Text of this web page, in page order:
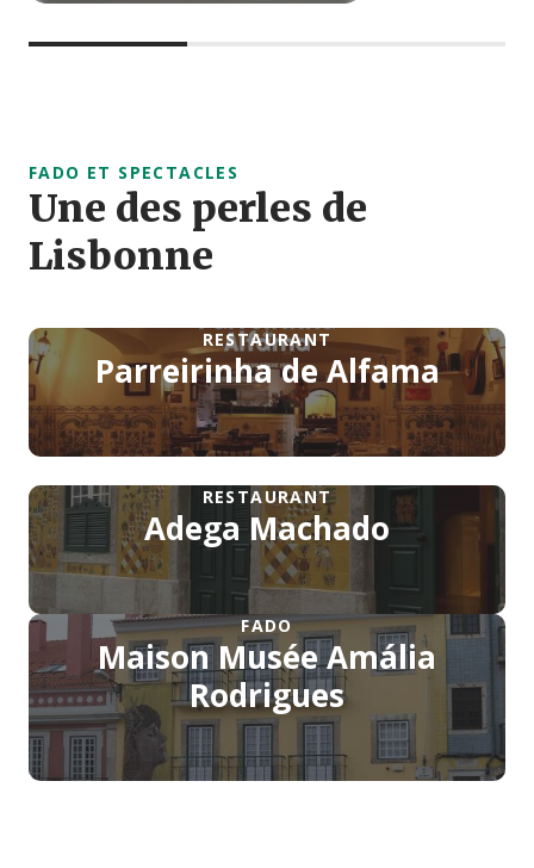
FADO ET SPECTACLES
Une des perles de
Lisbonne
RESTAURANT
Parreirinha de Alfama
RESTAURANT
Adega Machado
FADO
Maison Musée Amália
Rodrigues